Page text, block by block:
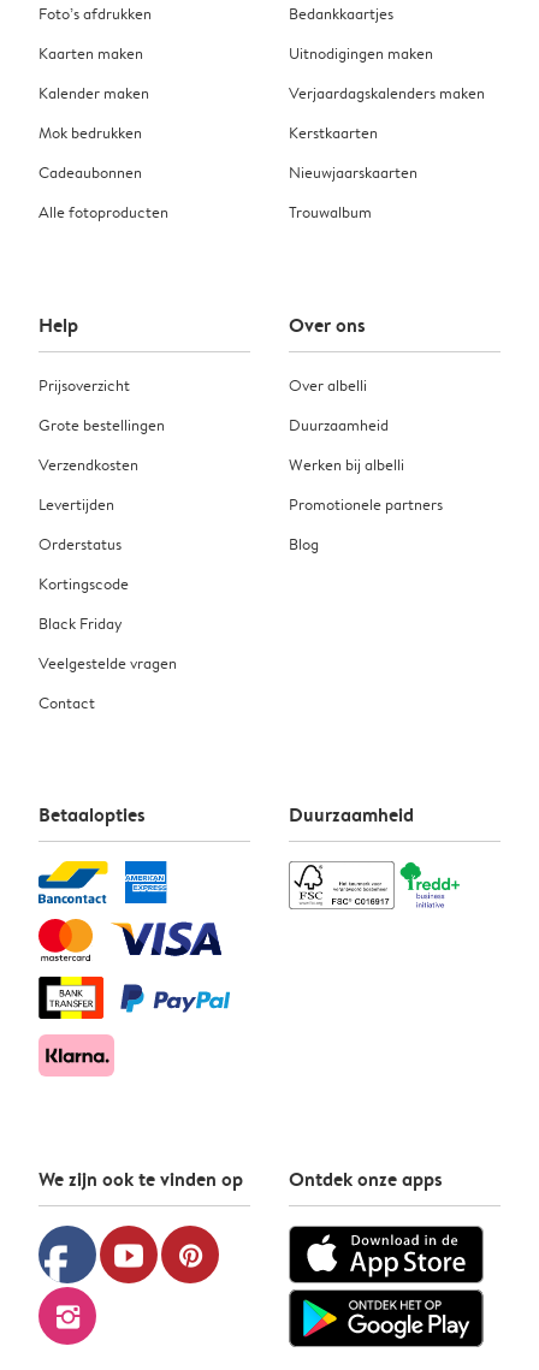
Foto’s afdrukken
Kaarten maken
Kalender maken
Mok bedrukken
Cadeaubonnen
Alle fotoproducten
Bedankkaartjes
Uitnodigingen maken
Verjaardagskalenders maken
Kerstkaarten
Nieuwjaarskaarten
Trouwalbum
Help
Prijsoverzicht
Grote bestellingen
Verzendkosten
Levertijden
Orderstatus
Kortingscode
Black Friday
Veelgestelde vragen
Contact
Over ons
Over albelli
Duurzaamheid
Werken bij albelli
Promotionele partners
Blog
Betaalopties Duurzaamheid
We zijn ook te vinden op
facebook youtube pinterest
instagram
Ontdek onze apps